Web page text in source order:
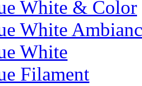
White & Color
White
White
Filament